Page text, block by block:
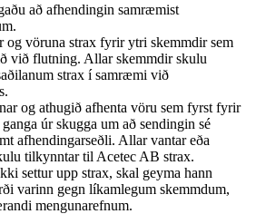
að afhendingin samræmist
og vöruna strax fyrir ytri skemmdir sem
við flutning. Allar skemmdir skulu
strax í samræmi við
og athugið afhenta vöru sem fyrst fyrir
úr skugga um að sendingin sé
afhendingarseðli. Allar vantar eða
tilkynntar til Acetec AB strax.
settur upp strax, skal geyma hann
varinn gegn líkamlegum skemmdum,
mengunarefnum.